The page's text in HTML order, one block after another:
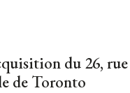
du 26, rue
de Toronto